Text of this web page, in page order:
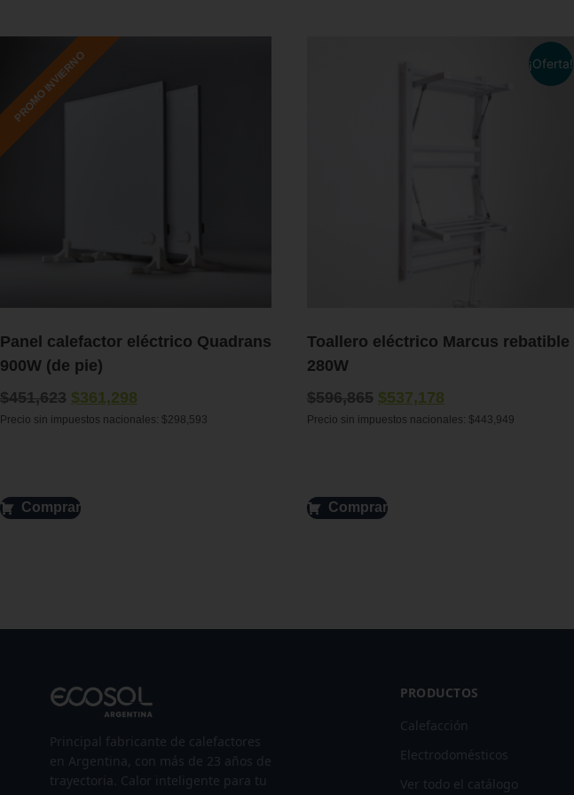
PROMO INVIERNO
Panel calefactor eléctrico Quadrans
900W (de pie)
$451,623 $361,298
Precio sin impuestos nacionales: $298,593
Comprar
¡Oferta!
Toallero eléctrico Marcus rebatible
280W
$596,865 $537,178
Precio sin impuestos nacionales: $443,949
Comprar
Principal fabricante de calefactores
en Argentina, con más de 23 años de
trayectoria. Calor inteligente para tu
PRODUCTOS
Calefacción
Electrodomésticos
Ver todo el catálogo